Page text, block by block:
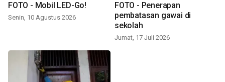
FOTO - Mobil LED-Go!
Senin, 10 Agustus 2026
FOTO - Penerapan
pembatasan gawai di
sekolah
Jumat, 17 Juli 2026